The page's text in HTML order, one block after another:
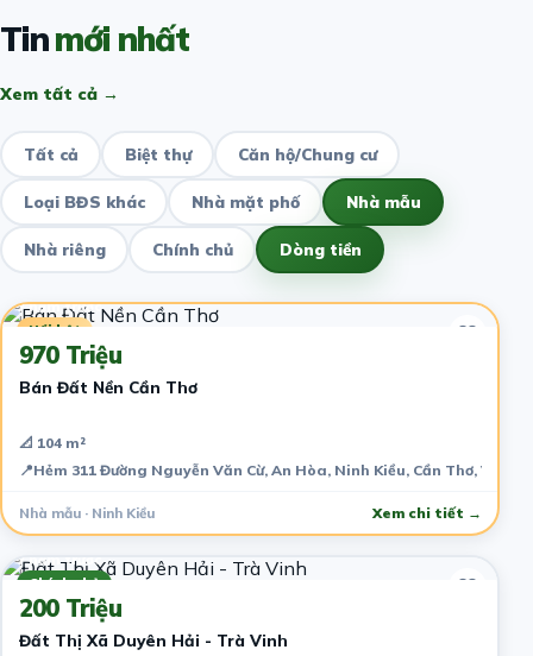
Tinmới nhất
Xem tất cả →
Tất cả Biệt thự Căn hộ/Chung cư
Loại BĐS khác Nhà mặt phố Nhà mẫu
Nhà riêng Chính chủ Dòng tiền
Nổi bật
7 năm trước
970 Triệu
Bán Đất Nền Cần Thơ
📐 104 m²
📍Hẻm 311 Đường Nguyễn Văn Cừ, An Hòa, Ninh Kiều, Cần Thơ, Việt
Nhà mẫu · Ninh Kiều Xem chi tiết →
Chính chủ
7 năm trước
200 Triệu
Đất Thị Xã Duyên Hải - Trà Vinh